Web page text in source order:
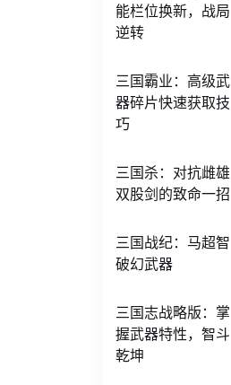
能栏位换新，战局
逆转
三国霸业：高级武
器碎片快速获取技
巧
三国杀：对抗雌雄
双股剑的致命一招
三国战纪：马超智
破幻武器
三国志战略版：掌
握武器特性，智斗
乾坤